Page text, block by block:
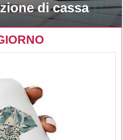
di cassa